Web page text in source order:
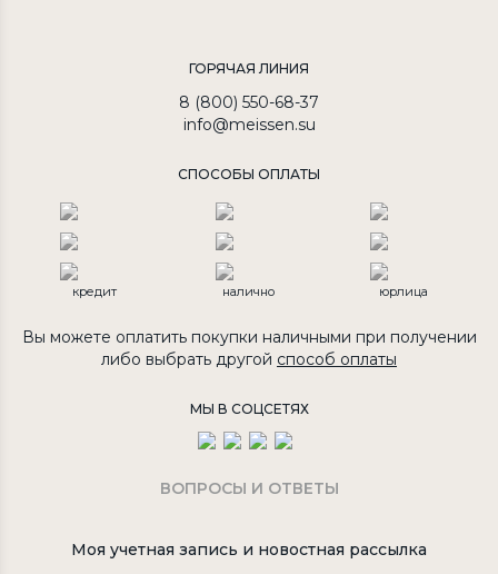
ГОРЯЧАЯ ЛИНИЯ
8 (800) 550-68-37
info@meissen.su
СПОСОБЫ ОПЛАТЫ
кредит налично юрлица
Вы можете оплатить покупки наличными при получении
либо выбрать другой способ оплаты
МЫ В СОЦСЕТЯХ
ВОПРОСЫ И ОТВЕТЫ
Моя учетная запись и новостная рассылка